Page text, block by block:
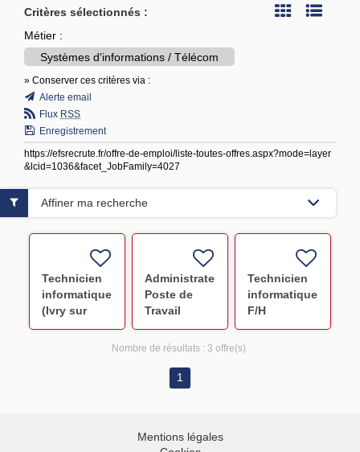
Critères sélectionnés :
Métier :
Systèmes d'informations / Télécom
» Conserver ces critères via :
Alerte email
Flux RSS
Enregistrement
https://efsrecrute.fr/offre-de-emploi/liste-toutes-offres.aspx?mode=layer
&lcid=1036&facet_JobFamily=4027
Technicien
informatique
(Ivry sur
Seine) F/H
Administrateur
Poste de
Travail
Expert (Ivry
sur Seine)
Technicien
informatique
F/H
Affiner ma recherche
Nombre de résultats : 3 offre(s)
1
Mentions légales